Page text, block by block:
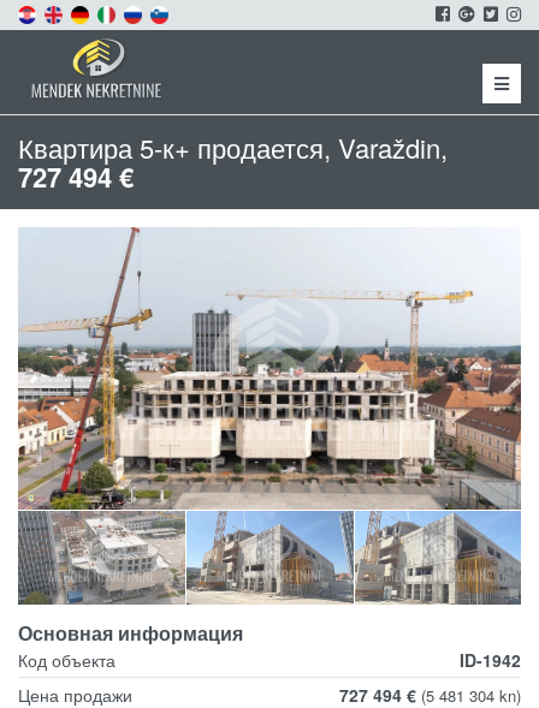
Menu
Квартира 5-к+ продается, Varaždin,
727 494 €
Основная информация
Код объекта
ID-1942
Цена продажи
727 494 € (5 481 304 kn)